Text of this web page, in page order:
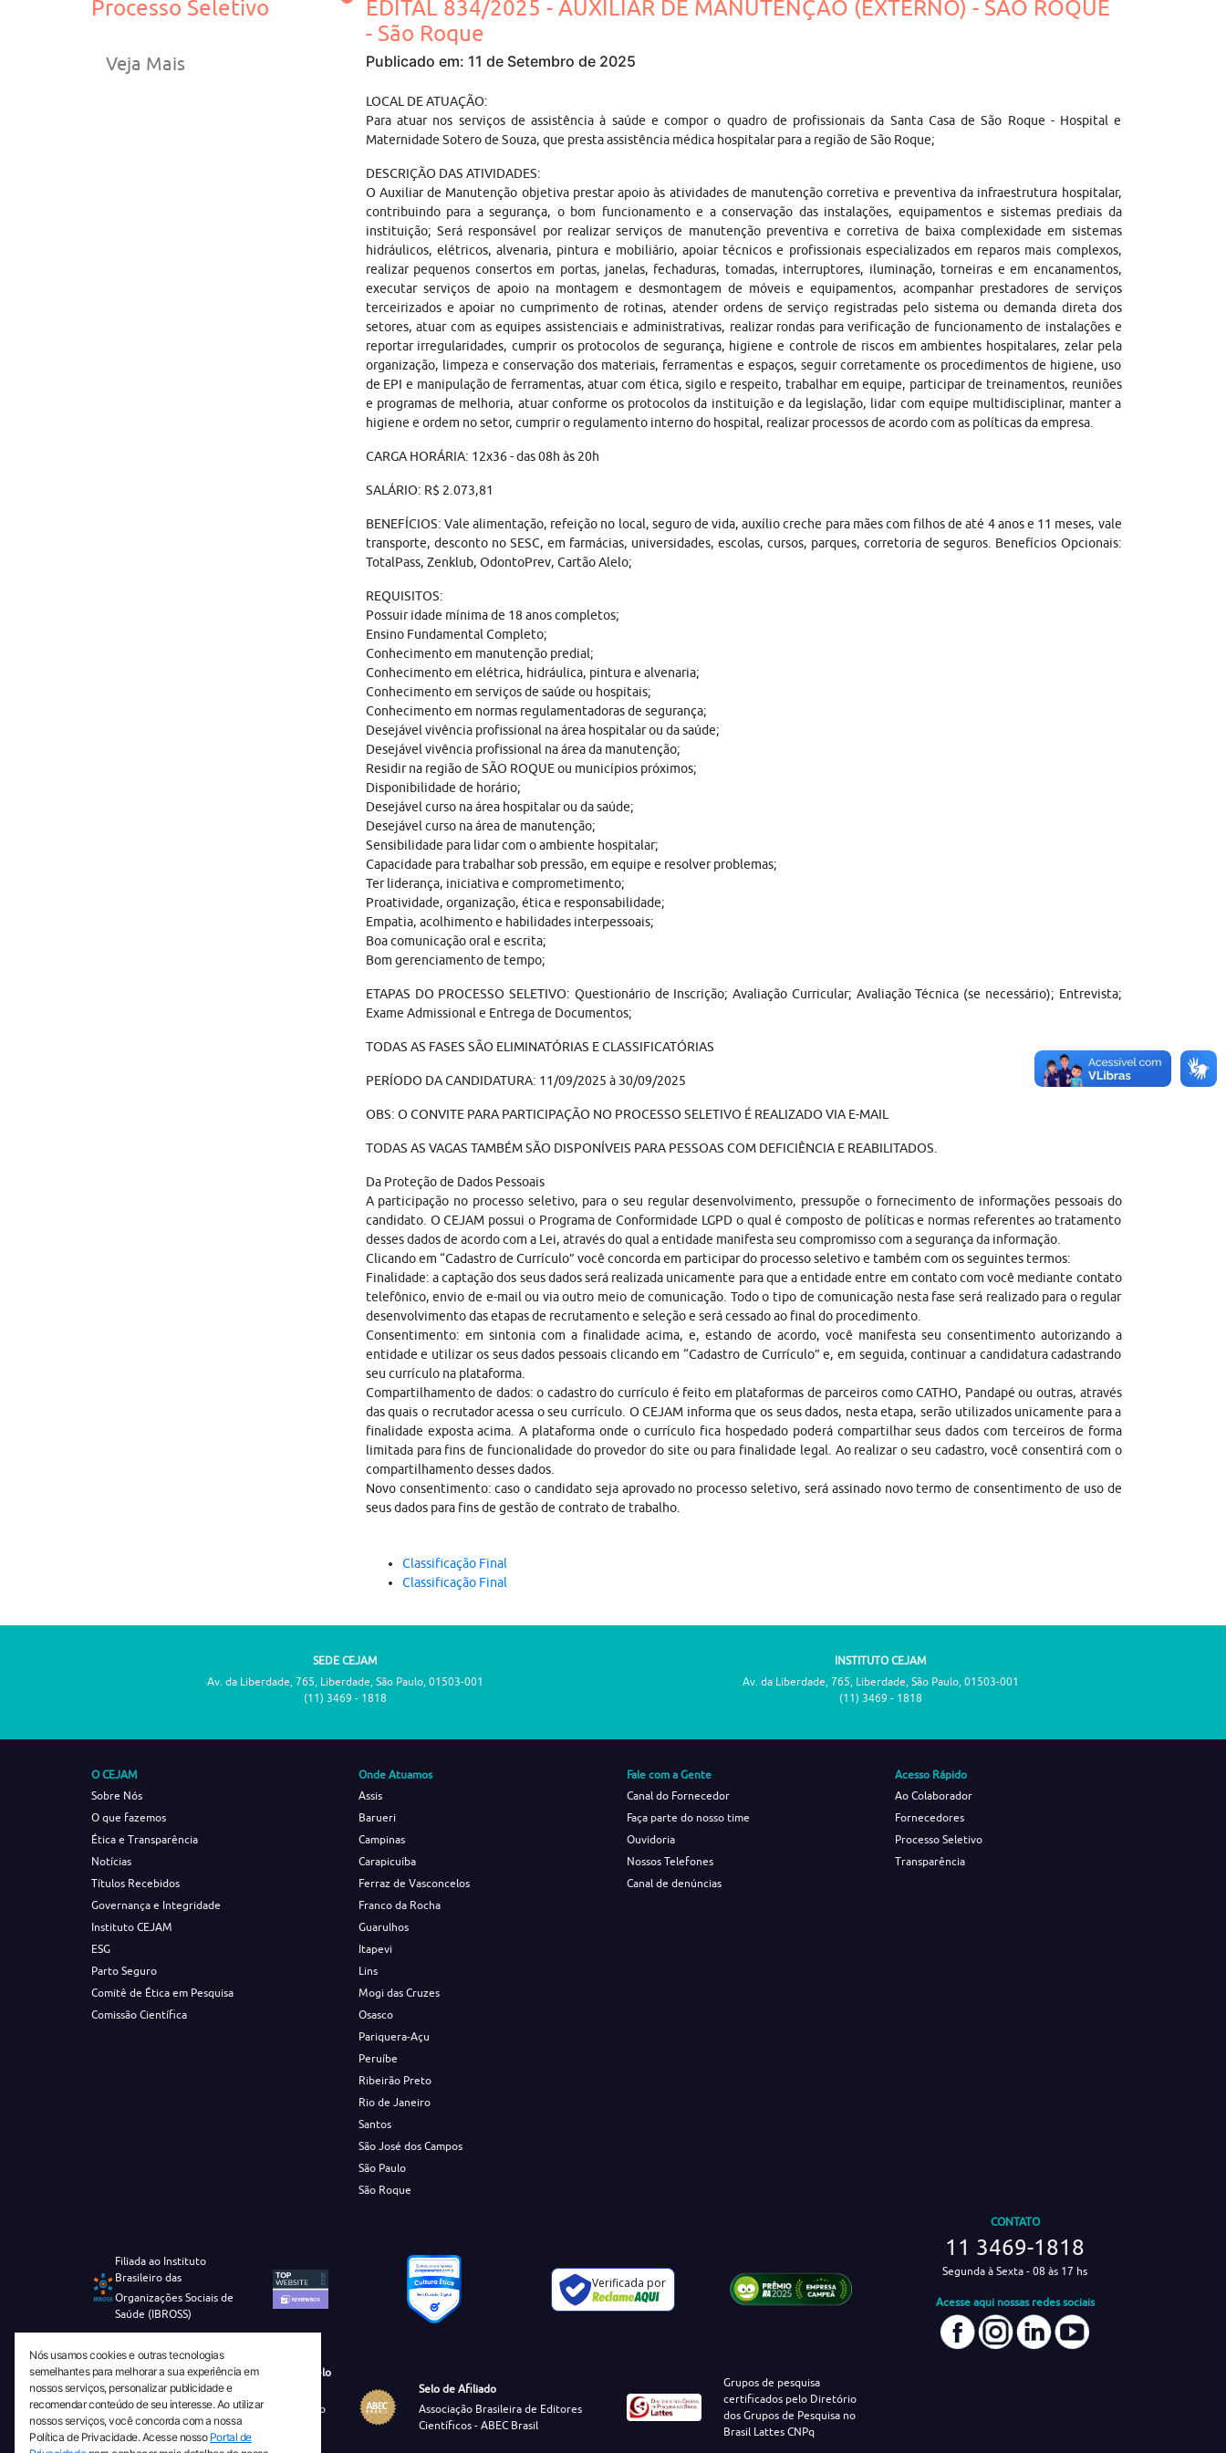
Processo Seletivo
Veja Mais
EDITAL 834/2025 - AUXILIAR DE MANUTENÇÃO (EXTERNO) - SÃO ROQUE
- São Roque
Publicado em: 11 de Setembro de 2025
LOCAL DE ATUAÇÃO:
Para atuar nos serviços de assistência à saúde e compor o quadro de profissionais da Santa Casa de São Roque - Hospital e
Maternidade Sotero de Souza, que presta assistência médica hospitalar para a região de São Roque;
DESCRIÇÃO DAS ATIVIDADES:
O Auxiliar de Manutenção objetiva prestar apoio às atividades de manutenção corretiva e preventiva da infraestrutura hospitalar,
contribuindo para a segurança, o bom funcionamento e a conservação das instalações, equipamentos e sistemas prediais da
instituição; Será responsável por realizar serviços de manutenção preventiva e corretiva de baixa complexidade em sistemas
hidráulicos, elétricos, alvenaria, pintura e mobiliário, apoiar técnicos e profissionais especializados em reparos mais complexos,
realizar pequenos consertos em portas, janelas, fechaduras, tomadas, interruptores, iluminação, torneiras e em encanamentos,
executar serviços de apoio na montagem e desmontagem de móveis e equipamentos, acompanhar prestadores de serviços
terceirizados e apoiar no cumprimento de rotinas, atender ordens de serviço registradas pelo sistema ou demanda direta dos
setores, atuar com as equipes assistenciais e administrativas, realizar rondas para verificação de funcionamento de instalações e
reportar irregularidades, cumprir os protocolos de segurança, higiene e controle de riscos em ambientes hospitalares, zelar pela
organização, limpeza e conservação dos materiais, ferramentas e espaços, seguir corretamente os procedimentos de higiene, uso
de EPI e manipulação de ferramentas, atuar com ética, sigilo e respeito, trabalhar em equipe, participar de treinamentos, reuniões
e programas de melhoria, atuar conforme os protocolos da instituição e da legislação, lidar com equipe multidisciplinar, manter a
higiene e ordem no setor, cumprir o regulamento interno do hospital, realizar processos de acordo com as políticas da empresa.
CARGA HORÁRIA: 12x36 - das 08h às 20h
SALÁRIO: R$ 2.073,81
BENEFÍCIOS: Vale alimentação, refeição no local, seguro de vida, auxílio creche para mães com filhos de até 4 anos e 11 meses, vale
transporte, desconto no SESC, em farmácias, universidades, escolas, cursos, parques, corretoria de seguros. Benefícios Opcionais:
TotalPass, Zenklub, OdontoPrev, Cartão Alelo;
REQUISITOS:
Possuir idade mínima de 18 anos completos;
Ensino Fundamental Completo;
Conhecimento em manutenção predial;
Conhecimento em elétrica, hidráulica, pintura e alvenaria;
Conhecimento em serviços de saúde ou hospitais;
Conhecimento em normas regulamentadoras de segurança;
Desejável vivência profissional na área hospitalar ou da saúde;
Desejável vivência profissional na área da manutenção;
Residir na região de SÃO ROQUE ou municípios próximos;
Disponibilidade de horário;
Desejável curso na área hospitalar ou da saúde;
Desejável curso na área de manutenção;
Sensibilidade para lidar com o ambiente hospitalar;
Capacidade para trabalhar sob pressão, em equipe e resolver problemas;
Ter liderança, iniciativa e comprometimento;
Proatividade, organização, ética e responsabilidade;
Empatia, acolhimento e habilidades interpessoais;
Boa comunicação oral e escrita;
Bom gerenciamento de tempo;
ETAPAS DO PROCESSO SELETIVO: Questionário de Inscrição; Avaliação Curricular; Avaliação Técnica (se necessário); Entrevista;
Exame Admissional e Entrega de Documentos;
TODAS AS FASES SÃO ELIMINATÓRIAS E CLASSIFICATÓRIAS
PERÍODO DA CANDIDATURA: 11/09/2025 à 30/09/2025
OBS: O CONVITE PARA PARTICIPAÇÃO NO PROCESSO SELETIVO É REALIZADO VIA E-MAIL
TODAS AS VAGAS TAMBÉM SÃO DISPONÍVEIS PARA PESSOAS COM DEFICIÊNCIA E REABILITADOS.
Da Proteção de Dados Pessoais
A participação no processo seletivo, para o seu regular desenvolvimento, pressupõe o fornecimento de informações pessoais do
candidato. O CEJAM possui o Programa de Conformidade LGPD o qual é composto de políticas e normas referentes ao tratamento
desses dados de acordo com a Lei, através do qual a entidade manifesta seu compromisso com a segurança da informação.
Clicando em “Cadastro de Currículo” você concorda em participar do processo seletivo e também com os seguintes termos:
Finalidade: a captação dos seus dados será realizada unicamente para que a entidade entre em contato com você mediante contato
telefônico, envio de e-mail ou via outro meio de comunicação. Todo o tipo de comunicação nesta fase será realizado para o regular
desenvolvimento das etapas de recrutamento e seleção e será cessado ao final do procedimento.
Consentimento: em sintonia com a finalidade acima, e, estando de acordo, você manifesta seu consentimento autorizando a
entidade e utilizar os seus dados pessoais clicando em “Cadastro de Currículo” e, em seguida, continuar a candidatura cadastrando
seu currículo na plataforma.
Compartilhamento de dados: o cadastro do currículo é feito em plataformas de parceiros como CATHO, Pandapé ou outras, através
das quais o recrutador acessa o seu currículo. O CEJAM informa que os seus dados, nesta etapa, serão utilizados unicamente para a
finalidade exposta acima. A plataforma onde o currículo fica hospedado poderá compartilhar seus dados com terceiros de forma
limitada para fins de funcionalidade do provedor do site ou para finalidade legal. Ao realizar o seu cadastro, você consentirá com o
compartilhamento desses dados.
Novo consentimento: caso o candidato seja aprovado no processo seletivo, será assinado novo termo de consentimento de uso de
seus dados para fins de gestão de contrato de trabalho.
Classificação Final
Classificação Final
SEDE CEJAM
Av. da Liberdade, 765, Liberdade, São Paulo, 01503-001
(11) 3469 - 1818
INSTITUTO CEJAM
Av. da Liberdade, 765, Liberdade, São Paulo, 01503-001
(11) 3469 - 1818
O CEJAM
Sobre Nós
O que fazemos
Ética e Transparência
Notícias
Títulos Recebidos
Governança e Integridade
Instituto CEJAM
ESG
Parto Seguro
Comitê de Ética em Pesquisa
Comissão Científica
Onde Atuamos
Assis
Barueri
Campinas
Carapicuíba
Ferraz de Vasconcelos
Franco da Rocha
Guarulhos
Itapevi
Lins
Mogi das Cruzes
Osasco
Pariquera-Açu
Peruíbe
Ribeirão Preto
Rio de Janeiro
Santos
São José dos Campos
São Paulo
São Roque
Fale com a Gente
Canal do Fornecedor
Faça parte do nosso time
Ouvidoria
Nossos Telefones
Canal de denúncias
Acesso Rápido
Ao Colaborador
Fornecedores
Processo Seletivo
Transparência
Filiada ao Instituto
Brasileiro das
Organizações Sociais de
Saúde (IBROSS)
Verificada por
CONTATO
11 3469-1818
Segunda à Sexta - 08 às 17 hs
Acesse aqui nossas redes sociais
Revista Tecnico-Cientifica CEJAM Selo
Diamante de Ciência Aberta
Diretório Migulim Instituto Brasileiro
de Informação em Ciência e
Tecnologia - IBICT
Selo de Afiliado
Associação Brasileira de Editores
Científicos - ABEC Brasil
Grupos de pesquisa
certificados pelo Diretório
dos Grupos de Pesquisa no
Brasil Lattes CNPq
Nós usamos cookies e outras tecnologias
semelhantes para melhorar a sua experiência em
nossos serviços, personalizar publicidade e
recomendar conteúdo de seu interesse. Ao utilizar
nossos serviços, você concorda com a nossa
Política de Privacidade. Acesse nosso Portal de